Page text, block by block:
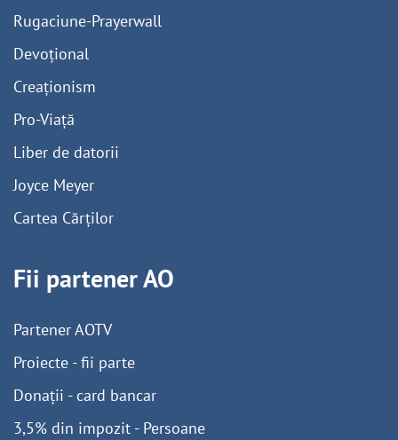
Rugaciune-Prayerwall
Devoțional
Creaționism
Pro-Viață
Liber de datorii
Joyce Meyer
Cartea Cărților
Fii partener AO
Partener AOTV
Proiecte - fii parte
Donații - card bancar
3,5% din impozit - Persoane